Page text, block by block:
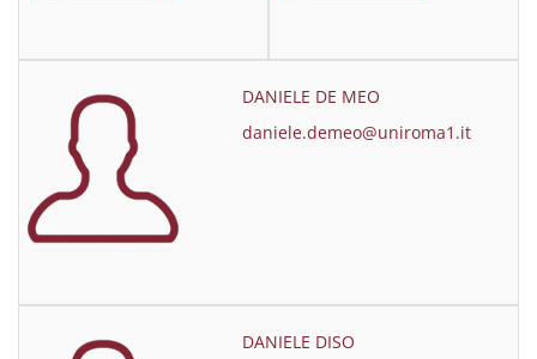
DANIELE DE MEO
daniele.demeo@uniroma1.it
DANIELE DISO